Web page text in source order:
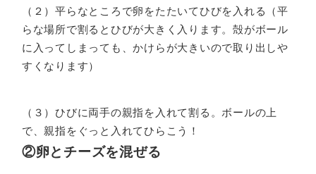
（２）平らなところで卵をたたいてひびを入れる（平
らな場所で割るとひびが大きく入ります。殻がボール
に入ってしまっても、かけらが大きいので取り出しや
すくなります）
（３）ひびに両手の親指を入れて割る。ボールの上
で、親指をぐっと入れてひらこう！
②卵とチーズを混ぜる